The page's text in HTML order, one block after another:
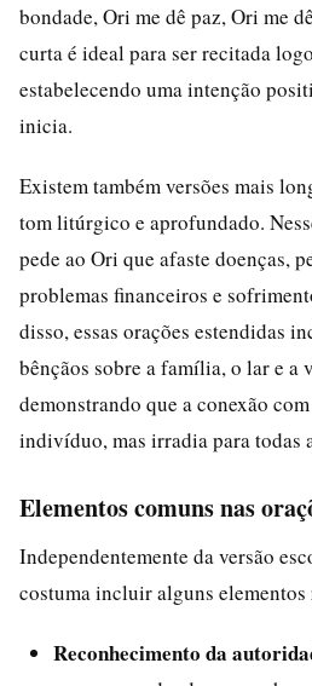
bondade, Ori me dê paz, Ori me
curta é ideal para ser recitada
estabelecendo uma intenção
inicia.
Existem também versões mais
tom litúrgico e aprofundado.
pede ao Ori que afaste doenças,
problemas financeiros e
disso, essas orações estendidas
bênçãos sobre a família, o lar e a
demonstrando que a conexão
indivíduo, mas irradia para todas
Elementos comuns nas
Independentemente da versão
costuma incluir alguns elementos
Reconhecimento da